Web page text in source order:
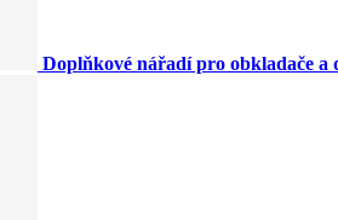
Doplňkové nářadí pro obkladače a